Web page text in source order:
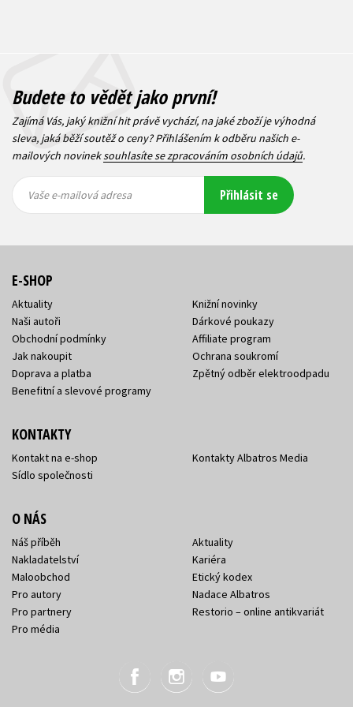
Budete to vědět jako první!
Zajímá Vás, jaký knižní hit právě vychází, na jaké zboží je výhodná
sleva, jaká běží soutěž o ceny? Přihlášením k odběru našich e-
mailových novineksouhlasíte se zpracováním osobních údajů.
mailová
mailová
Vaše e-mailová adresa Přihlásit se
E-SHOP
Aktuality
Naši autoři
Obchodní podmínky
Jak nakoupit
Doprava a platba
Benefitní a slevové programy
Knižní novinky
Dárkové poukazy
Affiliate program
Ochrana soukromí
Zpětný odběr elektroodpadu
KONTAKTY
Kontakt na e-shop
Sídlo společnosti
Kontakty Albatros Media
O NÁS
Náš příběh
Nakladatelství
Maloobchod
Pro autory
Pro partnery
Pro média
Aktuality
Kariéra
Etický kodex
Nadace Albatros
Restorio – online antikvariát